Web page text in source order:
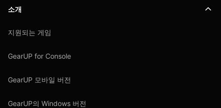
소개
지원되는 게임
GearUP for Console
GearUP 모바일 버전
GearUP의 Windows 버전